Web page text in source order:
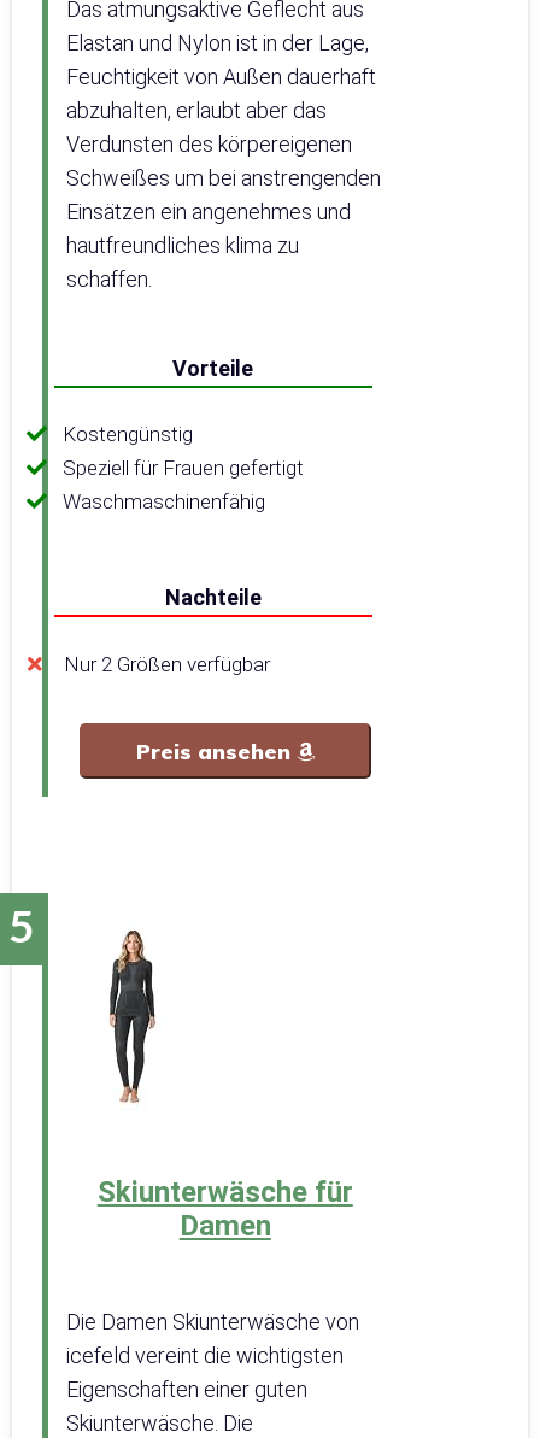
Das atmungsaktive Geflecht aus
Elastan und Nylon ist in der Lage,
Feuchtigkeit von Außen dauerhaft
abzuhalten, erlaubt aber das
Verdunsten des körpereigenen
Schweißes um bei anstrengenden
Einsätzen ein angenehmes und
hautfreundliches klima zu
schaffen.
Vorteile
Kostengünstig
Speziell für Frauen gefertigt
Waschmaschinenfähig
Nachteile
Nur 2 Größen verfügbar
Preis ansehen
Skiunterwäsche für
Damen
Die Damen Skiunterwäsche von
icefeld vereint die wichtigsten
Eigenschaften einer guten
Skiunterwäsche. Die